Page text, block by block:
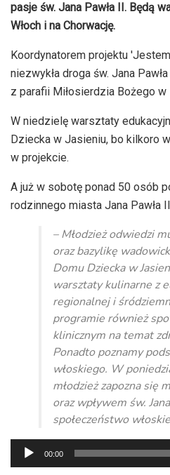
pasje św. Jana Pawła II. Będą
Włoch i na Chorwację.
Koordynatorem projektu
niezwykła droga św. Jana
z parafii Miłosierdzia Bożego w
W niedzielę warsztaty
Dziecka w Jasieniu, bo kilkoro
w projekcie.
A już w sobotę ponad 50 osób
rodzinnego miasta Jana Pawła
– Młodzież odwiedzi
oraz bazylikę
Domu Dziecka w
warsztaty kulinarne z
regionalnej i
programie również
klinicznym na temat
Ponadto poznamy
włoskiego. W
młodzież zapozna się
oraz wpływem św.
społeczeństwo włoskie
Odtwarzacz
plików
00:00